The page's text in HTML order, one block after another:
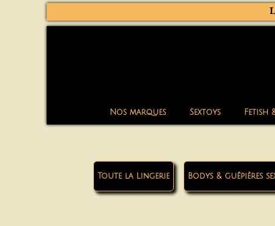
Nos marques Sextoys Fetish
Toute la Lingerie Bodys & guêpières